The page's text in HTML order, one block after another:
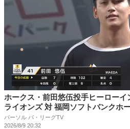
ホークス・前田悠伍投手ヒーロー
ライオンズ 対 福岡ソフトバンクホ
パーソル パ・リーグTV
2026/8/9 20:32